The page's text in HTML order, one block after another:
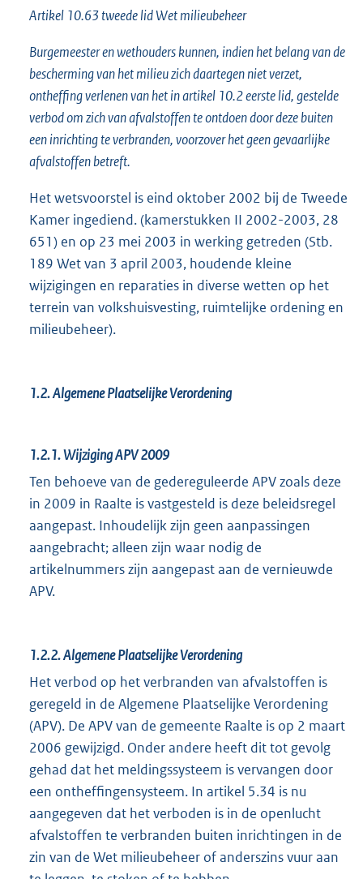
Artikel 10.63 tweede lid Wet milieubeheer
Burgemeester en wethouders kunnen, indien het belang van de
bescherming van het milieu zich daartegen niet verzet,
ontheffing verlenen van het in artikel 10.2 eerste lid, gestelde
verbod om zich van afvalstoffen te ontdoen door deze buiten
een inrichting te verbranden, voorzover het geen gevaarlijke
afvalstoffen betreft.
Het wetsvoorstel is eind oktober 2002 bij de Tweede
Kamer ingediend. (kamerstukken II 2002-2003, 28
651) en op 23 mei 2003 in werking getreden (Stb.
189 Wet van 3 april 2003, houdende kleine
wijzigingen en reparaties in diverse wetten op het
terrein van volkshuisvesting, ruimtelijke ordening en
milieubeheer).
1.2.Algemene Plaatselijke Verordening
1.2.1.Wijziging APV 2009
Ten behoeve van de gedereguleerde APV zoals deze
in 2009 in Raalte is vastgesteld is deze beleidsregel
aangepast. Inhoudelijk zijn geen aanpassingen
aangebracht; alleen zijn waar nodig de
artikelnummers zijn aangepast aan de vernieuwde
APV.
1.2.2.Algemene Plaatselijke Verordening
Het verbod op het verbranden van afvalstoffen is
geregeld in de Algemene Plaatselijke Verordening
(APV). De APV van de gemeente Raalte is op 2 maart
2006 gewijzigd. Onder andere heeft dit tot gevolg
gehad dat het meldingssysteem is vervangen door
een ontheffingensysteem. In artikel 5.34 is nu
aangegeven dat het verboden is in de openlucht
afvalstoffen te verbranden buiten inrichtingen in de
zin van de Wet milieubeheer of anderszins vuur aan